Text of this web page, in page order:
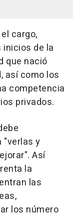
cargo,
de la
que nació
así como los
competencia
privados.
"verlas y
Así
la
las
los número